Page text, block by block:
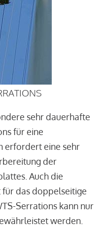
sehr dauerhafte
für eine
erfordert eine sehr
der
Auch die
das doppelseitige
Serrations kann nur
werden.